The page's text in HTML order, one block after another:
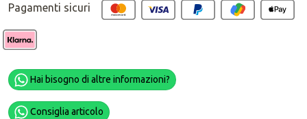
Pagamenti sicuri
Hai bisogno di altre informazioni?
Consiglia articolo